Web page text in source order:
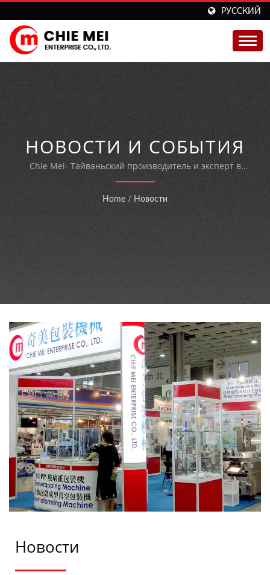
РУССКИЙ
НОВОСТИ И СОБЫТИЯ
Chie Mei- Тайваньский производитель и эксперт в
области упаковочного оборудования.
Home / Новости
Новости